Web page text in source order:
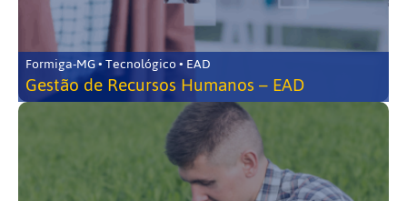
Formiga-MG • Tecnológico • EAD
Gestão de Recursos Humanos – EAD